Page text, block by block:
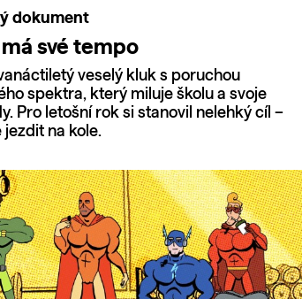
dokument
má své tempo
veselý kluk s poruchou
spektra, který miluje školu a svoje
Pro letošní rok si stanovil nelehký cíl –
jezdit na kole.